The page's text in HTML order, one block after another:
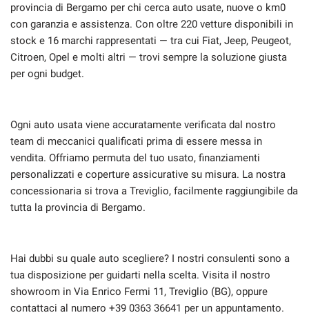
provincia di Bergamo per chi cerca auto usate, nuove o km0
con garanzia e assistenza. Con oltre 220 vetture disponibili in
stock e 16 marchi rappresentati — tra cui Fiat, Jeep, Peugeot,
Citroen, Opel e molti altri — trovi sempre la soluzione giusta
per ogni budget.
Ogni auto usata viene accuratamente verificata dal nostro
team di meccanici qualificati prima di essere messa in
vendita. Offriamo permuta del tuo usato, finanziamenti
personalizzati e coperture assicurative su misura. La nostra
concessionaria si trova a Treviglio, facilmente raggiungibile da
tutta la provincia di Bergamo.
Hai dubbi su quale auto scegliere? I nostri consulenti sono a
tua disposizione per guidarti nella scelta. Visita il nostro
showroom in Via Enrico Fermi 11, Treviglio (BG), oppure
contattaci al numero +39 0363 36641 per un appuntamento.